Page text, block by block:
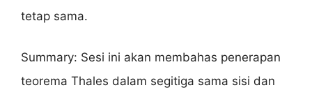
tetap sama.
Summary: Sesi ini akan membahas penerapan
teorema Thales dalam segitiga sama sisi dan